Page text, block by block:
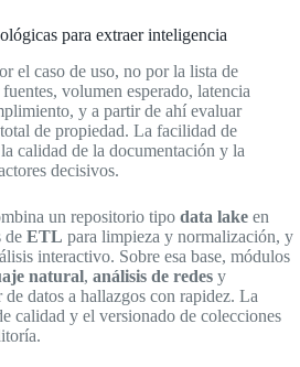
para extraer inteligencia
el caso de uso, no por la lista de
volumen esperado, latencia
y a partir de ahí evaluar
de propiedad. La facilidad de
calidad de la documentación y la
decisivos.
un repositorio tipo data lake en
de ETL para limpieza y normalización, y
interactivo. Sobre esa base, módulos
natural, análisis de redes y
datos a hallazgos con rapidez. La
calidad y el versionado de colecciones